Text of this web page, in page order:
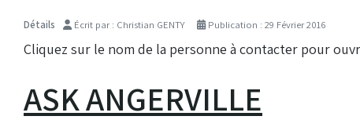
Détails Écrit par : Christian GENTY Publication : 29 Février 2016
Cliquez sur le nom de la personne à contacter pour
ASK ANGERVILLE
Horaires d'ouverture
Equipements Vidéo